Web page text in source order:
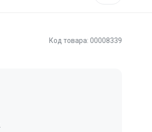
Код товара: 00008339